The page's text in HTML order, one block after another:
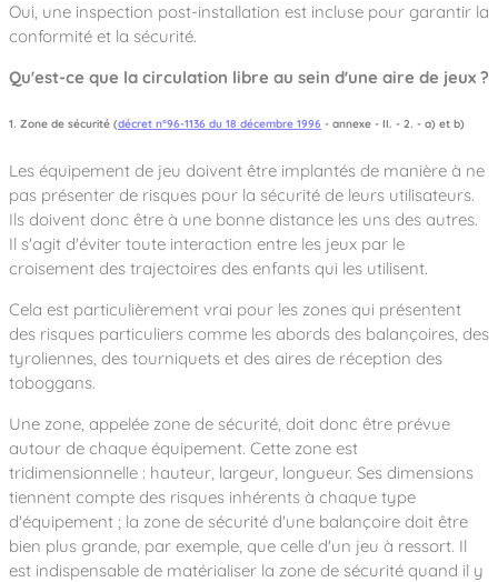
Oui, une inspection post-installation est incluse pour garantir la
conformité et la sécurité.
Qu'est-ce que la circulation libre au sein d'une aire de jeux ?
1. Zone de sécurité (décret n°96-1136 du 18 décembre 1996 - annexe - II. - 2. - a) et b)
Les équipement de jeu doivent être implantés de manière à ne
pas présenter de risques pour la sécurité de leurs utilisateurs.
Ils doivent donc être à une bonne distance les uns des autres.
Il s'agit d'éviter toute interaction entre les jeux par le
croisement des trajectoires des enfants qui les utilisent.
Cela est particulièrement vrai pour les zones qui présentent
des risques particuliers comme les abords des balançoires, des
tyroliennes, des tourniquets et des aires de réception des
toboggans.
Une zone, appelée zone de sécurité, doit donc être prévue
autour de chaque équipement. Cette zone est
tridimensionnelle : hauteur, largeur, longueur. Ses dimensions
tiennent compte des risques inhérents à chaque type
d'équipement ; la zone de sécurité d'une balançoire doit être
bien plus grande, par exemple, que celle d'un jeu à ressort. Il
est indispensable de matérialiser la zone de sécurité quand il y